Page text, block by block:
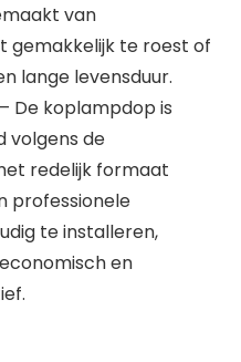
van
gemakkelijk te roest of
lange levensduur.
De koplampdop is
volgens de
redelijk formaat
professionele
te installeren,
en